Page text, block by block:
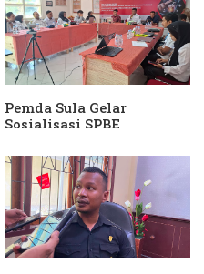
Pemda Sula Gelar
Sosialisasi SPBE